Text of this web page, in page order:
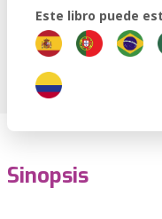
Este libro puede
Sinopsis